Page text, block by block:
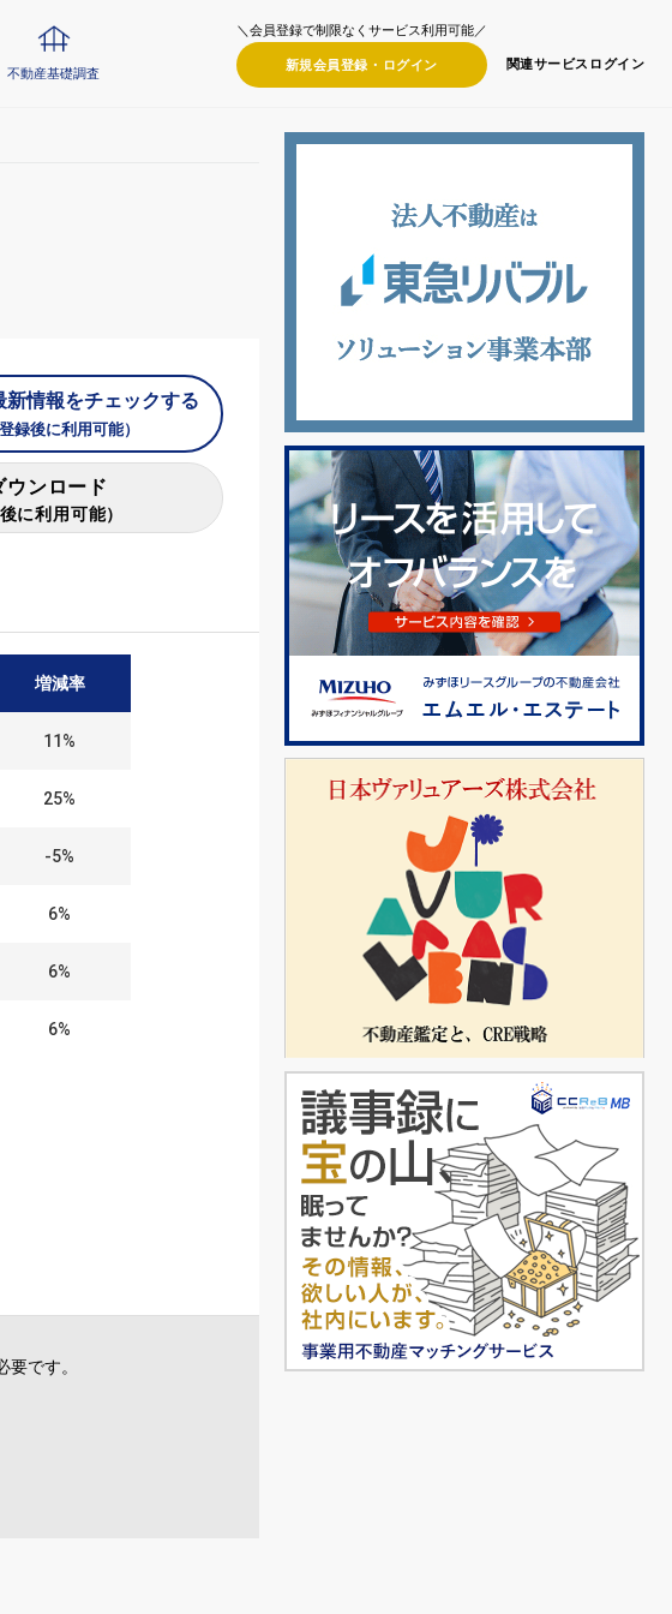
不動産基礎調査
＼会員登録で制限なくサービス利用可能／
新規会員登録・ ログイン 関連サービス ログイン
新情報をチェックする
登録後に利用可能）
ウンロード
に利用可能）
増減率
11%
25%
-5%
6%
6%
6%
です。